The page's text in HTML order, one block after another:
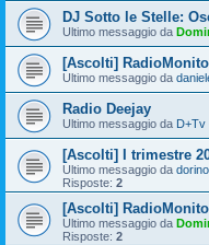
DJ Sotto le Stelle:
Ultimo messaggio da
[Ascolti]
Ultimo messaggio da
Radio Deejay
Ultimo messaggio da D+Tv
[Ascolti] I trimestre
Ultimo messaggio da
Risposte: 2
[Ascolti]
Ultimo messaggio da
Risposte: 2